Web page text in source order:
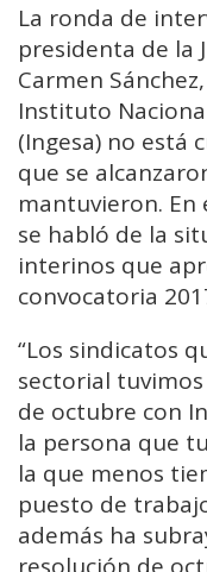
La ronda de
presidenta de la
Carmen
Instituto
(Ingesa) no está
que se
mantuvieron. En
se habló de la
interinos que
convocatoria
“Los sindicatos
sectorial
de octubre con
la persona que
la que menos
puesto de
además ha